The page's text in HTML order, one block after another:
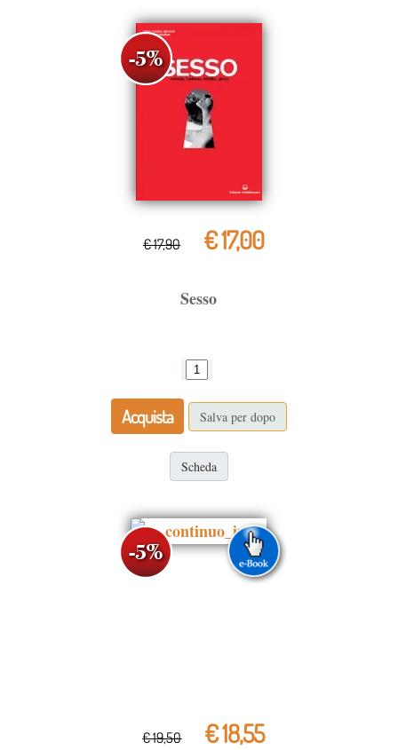
€ 17,90 € 17,00
Sesso
Acquista Salva per dopo
Scheda
€ 19,50 € 18,55